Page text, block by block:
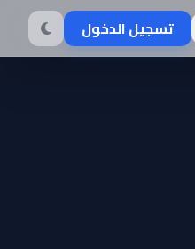
تسجيل الدخول